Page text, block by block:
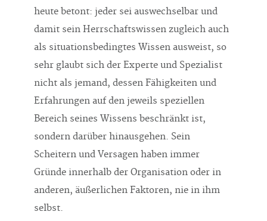
heute betont: jeder sei auswechselbar und
damit sein Herrschaftswissen zugleich auch
als situationsbedingtes Wissen ausweist, so
sehr glaubt sich der Experte und Spezialist
nicht als jemand, dessen Fähigkeiten und
Erfahrungen auf den jeweils speziellen
Bereich seines Wissens beschränkt ist,
sondern darüber hinausgehen. Sein
Scheitern und Versagen haben immer
Gründe innerhalb der Organisation oder in
anderen, äußerlichen Faktoren, nie in ihm
selbst.